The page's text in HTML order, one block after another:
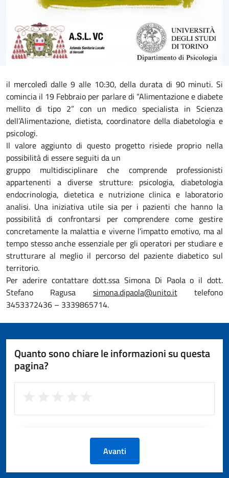
il mercoledì dalle 9 alle 10:30, della durata di 90 minuti. Si
comincia il 19 Febbraio per parlare di “Alimentazione e diabete
mellito di tipo 2” con un medico specialista in Scienza
dell’Alimentazione, dietista, coordinatore della diabetologia e
psicologi.
Il valore aggiunto di questo progetto risiede proprio nella
possibilità di essere seguiti da un
gruppo multidisciplinare che comprende professionisti
appartenenti a diverse strutture: psicologia, diabetologia
endocrinologia, dietetica e nutrizione clinica e laboratorio
analisi. Una iniziativa utile sia per i pazienti che hanno la
possibilità di confrontarsi per comprendere come gestire
concretamente la malattia e viverne l’impatto emotivo, ma al
tempo stesso anche essenziale per gli operatori per studiare e
strutturare al meglio il percorso del paziente diabetico sul
territorio.
Per aderire contattare dott.ssa Simona Di Paola o il dott.
Stefano Ragusa simona.dipaola@unito.ittelefono
3453372436 – 3339865714.
Quanto sono chiare le informazioni su questa
pagina?
Avanti